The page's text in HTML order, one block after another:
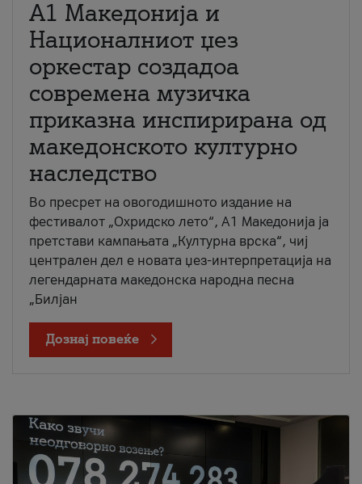
А1 Македонија и
Националниот џез
оркестар создадоа
современа музичка
приказна инспирирана од
македонското културно
наследство
Во пресрет на овогодишното издание на
фестивалот „Охридско лето“, А1 Македонија ја
претстави кампањата „Културна врска“, чиј
централен дел е новата џез-интерпретација на
легендарната македонска народна песна
„Билјан
Дознај повеќе